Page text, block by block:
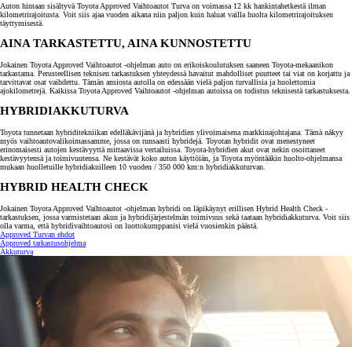
Auton hintaan sisältyvä Toyota Approved Vaihtoautot Turva on voimassa 12 kk hankintahetkestä ilman
kilometrirajoitusta. Voit siis ajaa vuoden aikana niin paljon kuin haluat vailla huolta kilometrirajoituksen
täyttymisestä.
AINA TARKASTETTU, AINA KUNNOSTETTU
Jokainen Toyota Approved Vaihtoautot -ohjelman auto on erikoiskoulutuksen saaneen Toyota-mekaanikon
tarkastama. Perusteellisen teknisen tarkastuksen yhteydessä havaitut mahdolliset puutteet tai viat on korjattu ja
tarvittavat osat vaihdettu. Tämän ansiosta autolla on edessään vielä paljon turvallisia ja huolettomia
ajokilometrejä. Kaikissa Toyota Approved Vaihtoautot -ohjelman autoissa on todistus teknisestä tarkastuksesta.
HYBRIDIAKKUTURVA
Toyota tunnetaan hybriditekniikan edelläkävijänä ja hybridien ylivoimaisena markkinajohtajana. Tämä näkyy
myös vaihtoautovalikoimassamme, jossa on runsaasti hybridejä. Toyotan hybridit ovat menestyneet
erinomaisesti autojen kestävyyttä mittaavissa vertailuissa. Toyota-hybridien akut ovat nekin osoittaneet
kestävyytensä ja toimivuutensa. Ne kestävät koko auton käyttöiän, ja Toyota myöntääkin huolto-ohjelmansa
mukaan huolletuille hybridiakuilleen 10 vuoden / 350 000 km:n hybridiakkuturvan.
HYBRID HEALTH CHECK
Jokainen Toyota Approved Vaihtoautot -ohjelman hybridi on läpikäynyt erillisen Hybrid Health Check -
tarkastuksen, jossa varmistetaan akun ja hybridijärjestelmän toimivuus sekä taataan hybridiakkuturva. Voit siis
olla varma, että hybridivaihtoautosi on luottokumppanisi vielä vuosienkin päästä.
Approved Turvan ehdot
Approved tarkastusohjelma
Akkuturva